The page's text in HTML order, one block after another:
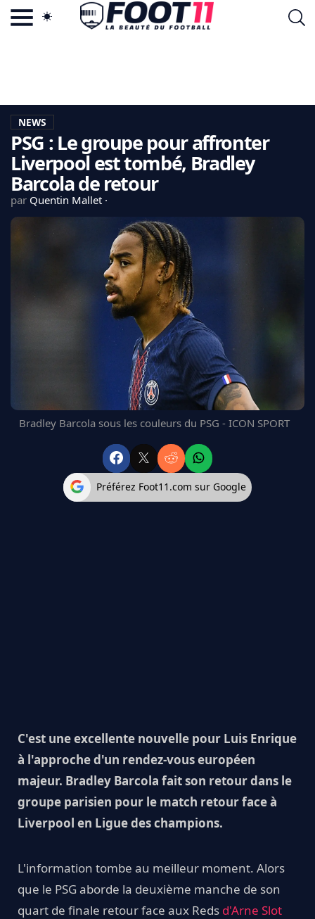
LA CHARTE
VIE PRIVÉE
CGU
CONTACTEZ-NOUS
LIGUE 1
NEWS
PSG : Le groupe pour affronter
Liverpool est tombé, Bradley
Barcola de retour
par Quentin Mallet
Bradley Barcola sous les couleurs du PSG - ICON SPORT
Préférez Foot11.com sur Google
C'est une excellente nouvelle pour Luis Enrique
à l'approche d'un rendez-vous européen
majeur. Bradley Barcola fait son retour dans le
groupe parisien pour le match retour face à
Liverpool en Ligue des champions.
L'information tombe au meilleur moment. Alors
que le PSG aborde la deuxième manche de son
quart de finale retour face aux Reds d'Arne Slot